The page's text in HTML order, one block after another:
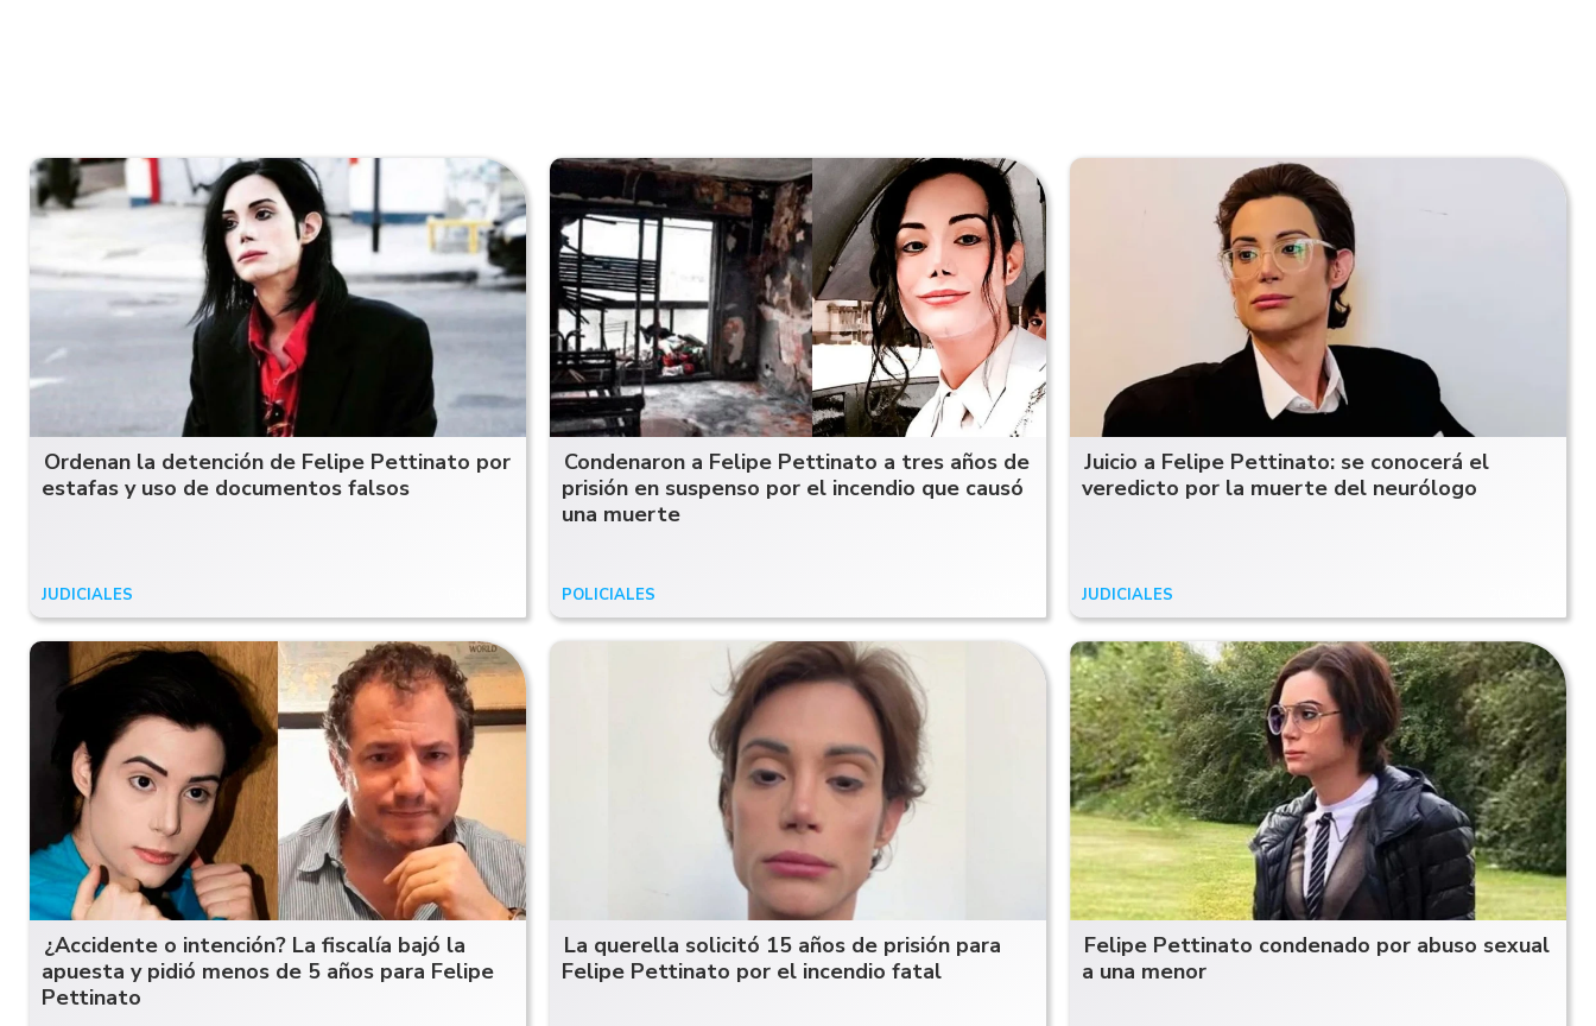
Ordenan la detención de Felipe Pettinato por
estafas y uso de documentos falsos
JUDICIALES
Condenaron a Felipe Pettinato a tres años de
prisión en suspenso por el incendio que causó
una muerte
POLICIALES
Juicio a Felipe Pettinato: se conocerá el
veredicto por la muerte del neurólogo
JUDICIALES
¿Accidente o intención? La fiscalía bajó la
apuesta y pidió menos de 5 años para Felipe
Pettinato
La querella solicitó 15 años de prisión para
Felipe Pettinato por el incendio fatal
Felipe Pettinato condenado por abuso sexual
a una menor